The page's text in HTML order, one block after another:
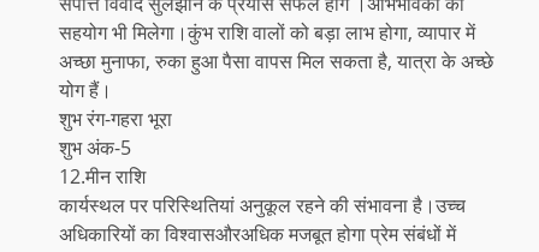
सहयोग भी मिलेगा।कुंभ राशि वालों को बड़ा लाभ होगा, व्यापार में
अच्छा मुनाफा, रुका हुआ पैसा वापस मिल सकता है, यात्रा के अच्छे
योग हैं।
शुभ रंग-गहरा भूरा
शुभ अंक-5
12.मीन राशि
कार्यस्थल पर परिस्थितियां अनुकूल रहने की संभावना है।उच्च
अधिकारियों का विश्वासऔरअधिक मजबूत होगा प्रेम संबंधों में